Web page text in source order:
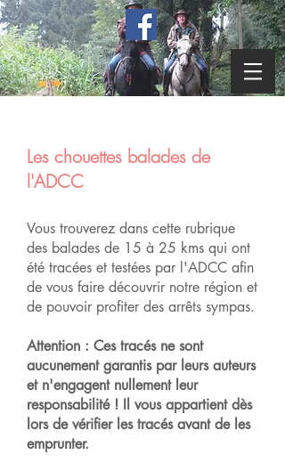
Les chouettes balades de
l'ADCC
Vous trouverez dans cette rubrique
des balades de 15 à 25 kms qui ont
été tracées et testées par l'ADCC afin
de vous faire découvrir notre région et
de pouvoir profiter des arrêts sympas.
Attention : Ces tracés ne sont
aucunement garantis par leurs auteurs
et n'engagent nullement leur
responsabilité ! Il vous appartient dès
lors de vérifier les tracés avant de les
emprunter.